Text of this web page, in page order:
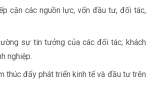
cận các nguồn lực, vốn đầu tư, đối tác,
sự tin tưởng của các đối tác; khách
nghiệp.
thúc đẩy phát triển kinh tế và đầu tư trên